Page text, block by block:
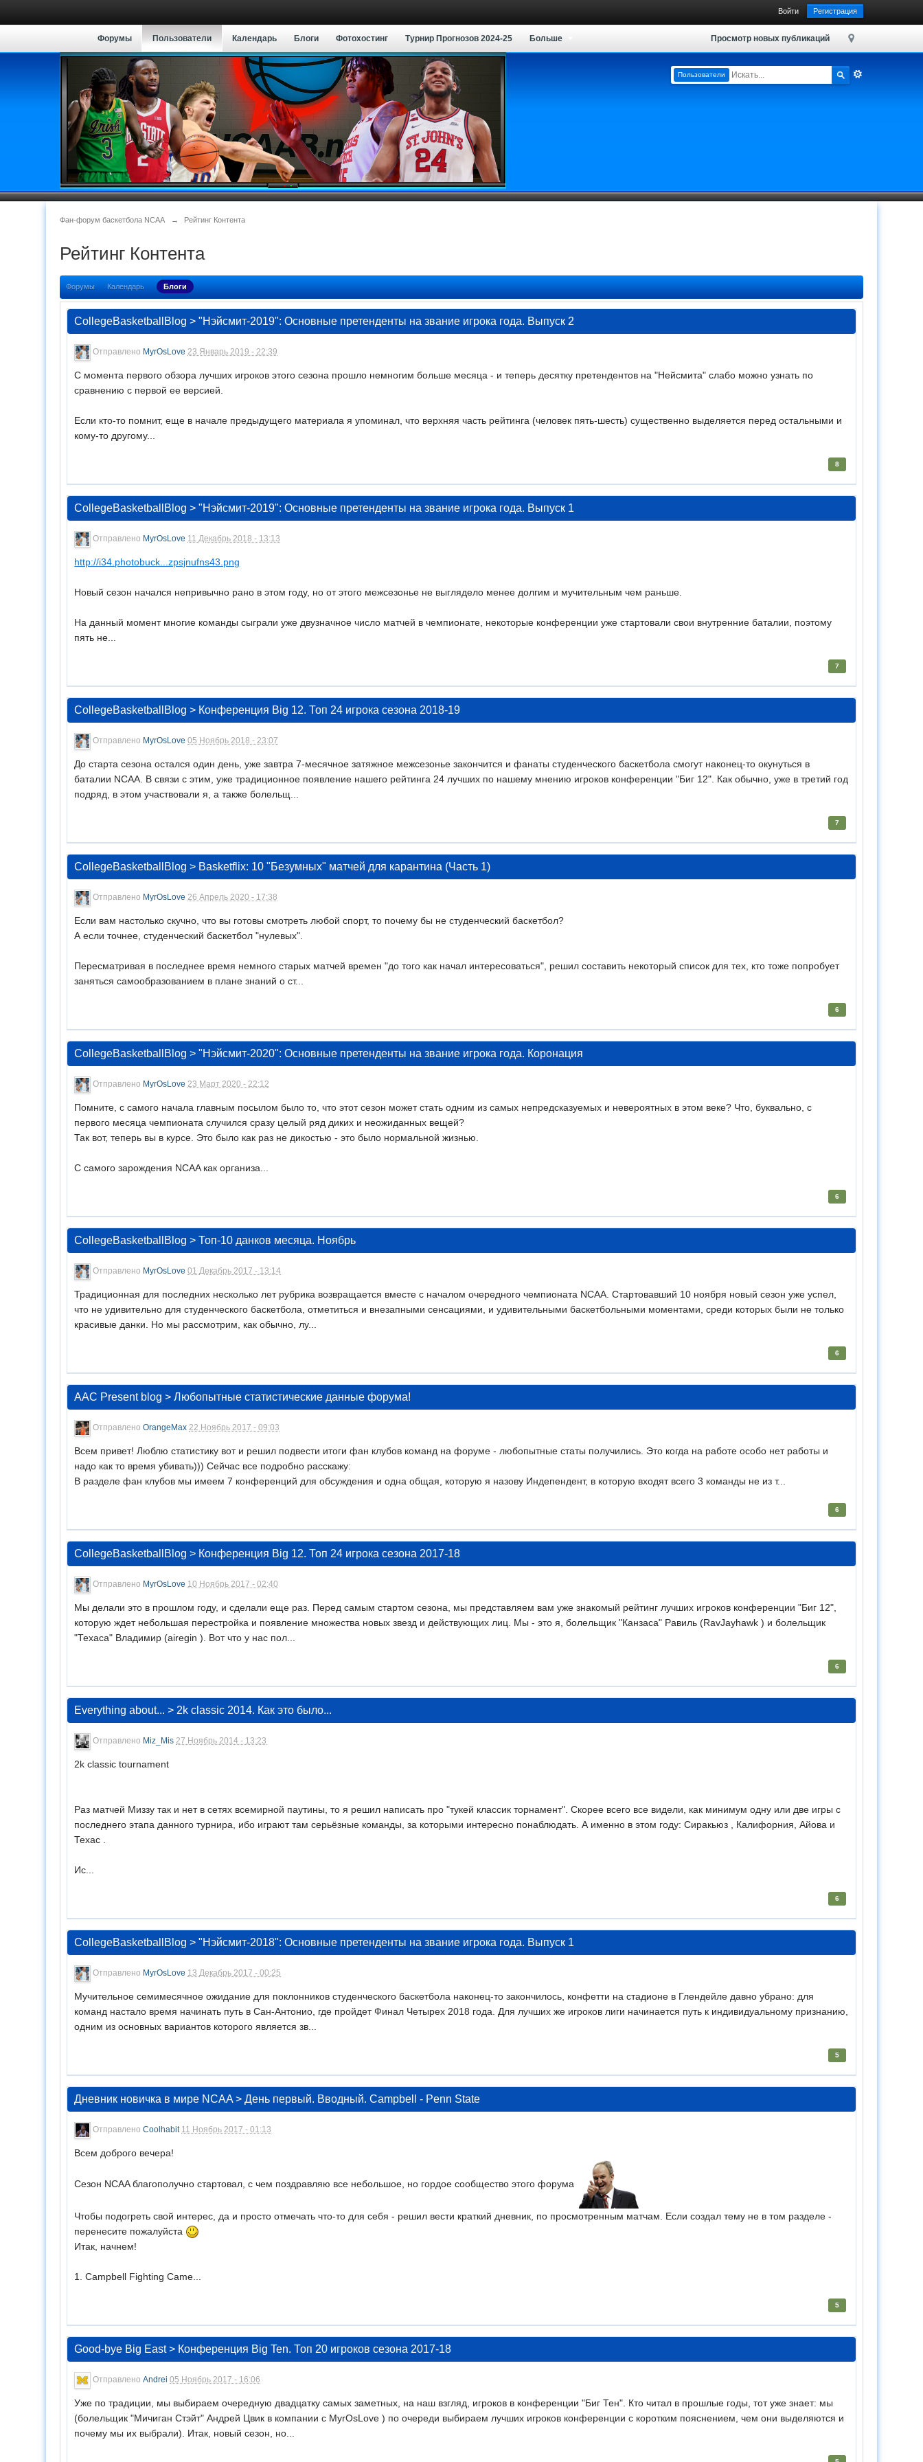
Войти Регистрация
Просмотр новых публикаций
Форумы Пользователи Календарь Блоги Фотохостинг Турнир Прогнозов 2024-25 Больше
Пользователи
Фан-форум баскетбола NCAA → Рейтинг Контента
Рейтинг Контента
Форумы Календарь Блоги
CollegeBasketballBlog >"Нэйсмит-2019": Основные претенденты на звание игрока года. Выпуск 2
Отправлено MyrOsLove 23 Январь 2019 - 22:39
С момента первого обзора лучших игроков этого сезона прошло немногим больше месяца - и теперь десятку претендентов на "Нейсмита" слабо можно узнать по
сравнению с первой ее версией.
Если кто-то помнит, еще в начале предыдущего материала я упоминал, что верхняя часть рейтинга (человек пять-шесть) существенно выделяется перед остальными и
кому-то другому...
8
CollegeBasketballBlog >"Нэйсмит-2019": Основные претенденты на звание игрока года. Выпуск 1
Отправлено MyrOsLove 11 Декабрь 2018 - 13:13
http://i34.photobuck...zpsjnufns43.png
Новый сезон начался непривычно рано в этом году, но от этого межсезонье не выглядело менее долгим и мучительным чем раньше.
На данный момент многие команды сыграли уже двузначное число матчей в чемпионате, некоторые конференции уже стартовали свои внутренние баталии, поэтому
пять не...
7
CollegeBasketballBlog > Конференция Big 12. Топ 24 игрока сезона 2018-19
Отправлено MyrOsLove 05 Ноябрь 2018 - 23:07
До старта сезона остался один день, уже завтра 7-месячное затяжное межсезонье закончится и фанаты студенческого баскетбола смогут наконец-то окунуться в
баталии NCAA. В связи с этим, уже традиционное появление нашего рейтинга 24 лучших по нашему мнению игроков конференции "Биг 12". Как обычно, уже в третий год
подряд, в этом участвовали я, а также болельщ...
7
CollegeBasketballBlog > Basketflix: 10 "Безумных" матчей для карантина (Часть 1)
Отправлено MyrOsLove 26 Апрель 2020 - 17:38
Если вам настолько скучно, что вы готовы смотреть любой спорт, то почему бы не студенческий баскетбол?
А если точнее, студенческий баскетбол "нулевых".
Пересматривая в последнее время немного старых матчей времен "до того как начал интересоваться", решил составить некоторый список для тех, кто тоже попробует
заняться самообразованием в плане знаний о ст...
6
CollegeBasketballBlog >"Нэйсмит-2020": Основные претенденты на звание игрока года. Коронация
Отправлено MyrOsLove 23 Март 2020 - 22:12
Помните, с самого начала главным посылом было то, что этот сезон может стать одним из самых непредсказуемых и невероятных в этом веке? Что, буквально, с
первого месяца чемпионата случился сразу целый ряд диких и неожиданных вещей?
Так вот, теперь вы в курсе. Это было как раз не дикостью - это было нормальной жизнью.
С самого зарождения NCAA как организа...
6
CollegeBasketballBlog >Топ-10 данков месяца. Ноябрь
Отправлено MyrOsLove 01 Декабрь 2017 - 13:14
Традиционная для последних несколько лет рубрика возвращается вместе с началом очередного чемпионата NCAA. Стартовавший 10 ноября новый сезон уже успел,
что не удивительно для студенческого баскетбола, отметиться и внезапными сенсациями, и удивительными баскетбольными моментами, среди которых были не только
красивые данки. Но мы рассмотрим, как обычно, лу...
6
AAC Present blog >Любопытные статистические данные форума!
ОтправленоOrangeMax 22 Ноябрь 2017 - 09:03
Всем привет! Люблю статистику вот и решил подвести итоги фан клубов команд на форуме - любопытные статы получились. Это когда на работе особо нет работы и
надо как то время убивать))) Сейчас все подробно расскажу:
В разделе фан клубов мы имеем 7 конференций для обсуждения и одна общая, которую я назову Индепендент, в которую входят всего 3 команды не из т...
6
CollegeBasketballBlog > Конференция Big 12. Топ 24 игрока сезона 2017-18
Отправлено MyrOsLove 10 Ноябрь 2017 - 02:40
Мы делали это в прошлом году, и сделали еще раз. Перед самым стартом сезона, мы представляем вам уже знакомый рейтинг лучших игроков конференции "Биг 12",
которую ждет небольшая перестройка и появление множества новых звезд и действующих лиц. Мы - это я, болельщик "Канзаса" Равиль (RavJayhawk ) и болельщик
"Техаса" Владимир (airegin ). Вот что у нас пол...
6
Everything about... > 2k classic 2014. Как это было...
Отправлено Miz_Mis 27 Ноябрь 2014 - 13:23
2k classic tournament
Раз матчей Миззу так и нет в сетях всемирной паутины, то я решил написать про "тукей классик торнамент". Скорее всего все видели, как минимум одну или две игры с
последнего этапа данного турнира, ибо играют там серьёзные команды, за которыми интересно понаблюдать. А именно в этом году: Сиракьюз , Калифорния, Айова и
Техас .
Ис...
6
CollegeBasketballBlog >"Нэйсмит-2018": Основные претенденты на звание игрока года. Выпуск 1
Отправлено MyrOsLove 13 Декабрь 2017 - 00:25
Мучительное семимесячное ожидание для поклонников студенческого баскетбола наконец-то закончилось, конфетти на стадионе в Глендейле давно убрано: для
команд настало время начинать путь в Сан-Антонио, где пройдет Финал Четырех 2018 года. Для лучших же игроков лиги начинается путь к индивидуальному признанию,
одним из основных вариантов которого является зв...
5
Дневник новичка в мире NCAA>День первый. Вводный. Campbell - Penn State
ОтправленоCoolhabit 11 Ноябрь 2017 - 01:13
Всем доброго вечера!
Сезон NCAA благополучно стартовал, с чем поздравляю все небольшое, но гордое сообщество этого форума
Чтобы подогреть свой интерес, да и просто отмечать что-то для себя - решил вести краткий дневник, по просмотренным матчам. Если создал тему не в том разделе -
перенесите пожалуйста
Итак, начнем!
1. Campbell Fighting Came...
5
Good-bye Big East> Конференция Big Ten. Топ 20 игроков сезона 2017-18
ОтправленоAndrei 05 Ноябрь 2017 - 16:06
Уже по традиции, мы выбираем очередную двадцатку самых заметных, на наш взгляд, игроков в конференции "Биг Тен". Кто читал в прошлые годы, тот уже знает: мы
(болельщик "Мичиган Стэйт" Андрей Цвик в компании с MyrOsLove ) по очереди выбираем лучших игроков конференции с коротким пояснением, чем они выделяются и
почему мы их выбрали). Итак, новый сезон, но...